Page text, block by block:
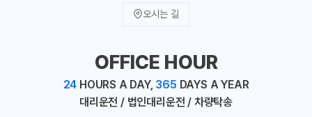
오시는 길
OFFICE HOUR
24 HOURS A DAY, 365 DAYS A YEAR
대리운전 / 법인대리운전 / 차량탁송